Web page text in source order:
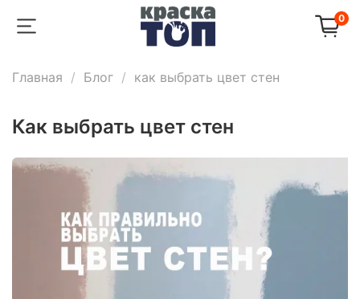
0
Главная Блог как выбрать цвет стен
как выбрать цвет стен